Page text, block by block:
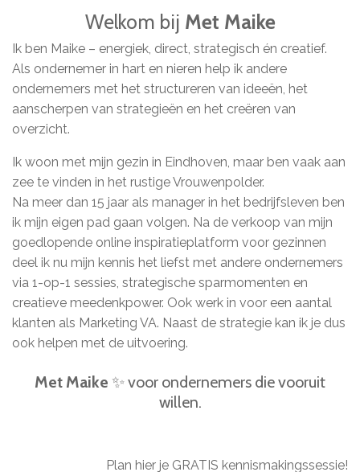
Welkom bij Met Maike
Ik ben Maike – energiek, direct, strategisch én creatief.
Als ondernemer in hart en nieren help ik andere
ondernemers met het structureren van ideeën, het
aanscherpen van strategieën en het creëren van
overzicht.
Ik woon met mijn gezin in Eindhoven, maar ben vaak aan
zee te vinden in het rustige Vrouwenpolder.
Na meer dan 15 jaar als manager in het bedrijfsleven ben
ik mijn eigen pad gaan volgen. Na de verkoop van mijn
goedlopende online inspiratieplatform voor gezinnen
deel ik nu mijn kennis het liefst met andere ondernemers
via 1-op-1 sessies, strategische sparmomenten en
creatieve meedenkpower. Ook werk in voor een aantal
klanten als Marketing VA. Naast de strategie kan ik je dus
ook helpen met de uitvoering.
Met Maike ✨ voor ondernemers die vooruit
willen.
Plan hier je GRATIS kennismakingssessie!